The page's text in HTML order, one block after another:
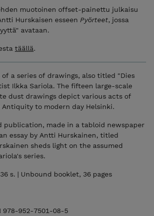
muotoinen offset-painettu julkaisu
Hurskaisen esseen Pyörteet, jossa
avataan.
täällä.
of a series of drawings, also titled "Dies
Ilkka Sariola. The fifteen large-scale
dust drawings depict various acts of
to modern day Helsinki.
publication, made in a tabloid newspaper
essay by Antti Hurskainen, titled
sheds light on the assumed
series.
s. | Unbound booklet, 36 pages
978-952-7501-08-5